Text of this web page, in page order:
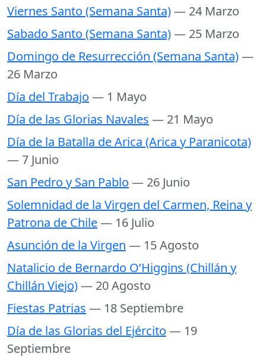
Viernes Santo (Semana Santa)— 24 Marzo
Sabado Santo (Semana Santa)— 25 Marzo
Domingo de Resurrección (Semana Santa)—
26 Marzo
Día del Trabajo — 1 Mayo
Día de las Glorias Navales — 21 Mayo
Día de la Batalla de Arica (Arica y Paranicota)
— 7 Junio
San Pedro y San Pablo — 26 Junio
Solemnidad de la Virgen del Carmen, Reina y
Patrona de Chile— 16 Julio
Asunción de la Virgen — 15 Agosto
Natalicio de Bernardo O’Higgins (Chillán y
Chillán Viejo)— 20 Agosto
Fiestas Patrias — 18 Septiembre
Día de las Glorias del Ejército — 19
Septiembre